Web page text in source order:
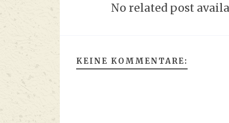
No related post
KEINE KOMMENTARE: